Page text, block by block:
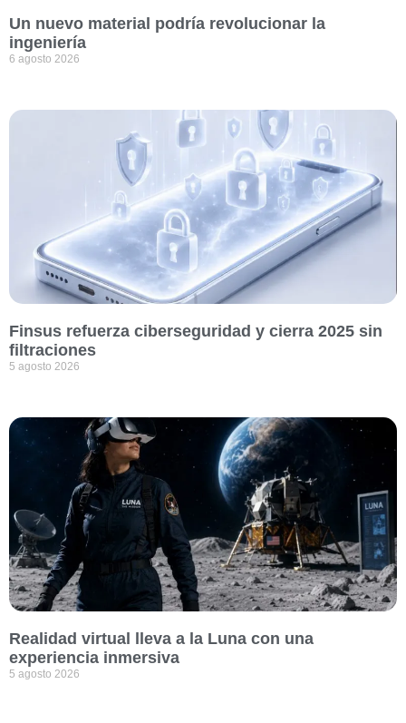
Un nuevo material podría revolucionar la
ingeniería
6 agosto 2026
Finsus refuerza ciberseguridad y cierra 2025 sin
filtraciones
5 agosto 2026
Realidad virtual lleva a la Luna con una
experiencia inmersiva
5 agosto 2026